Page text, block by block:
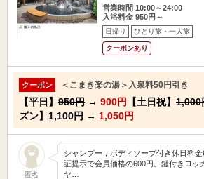
営業時間 10:00～24:00
入浴料金 950円～
日帰り ひとり旅・一人旅
クーポンあり
クーポン ＜こまき楽の湯＞入泉料50円引き
【平日】 950円 → 900円 【土日祝】 1,000
ズン】 1,100円 → 1,050円
匿名
シャンプー，ボディソープ付き休日料
証提示で会員価格の600円。鍵付きロッ
ヤ…